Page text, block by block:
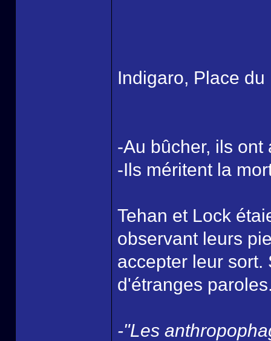
Indigaro, Place du
-Au bûcher, ils ont
-Ils méritent la
Tehan et Lock
observant leurs
accepter leur sort.
d'étranges
-"Les